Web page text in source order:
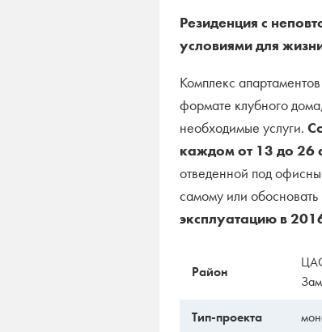
Резиденция с
условиями для
Комплекс
формате клубного
необходимые услуги.
каждом от 13 до 26
отведенной под
самому или
эксплуатацию в
Район
Тип-проекта